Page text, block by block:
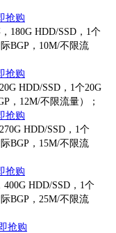
抢购
180G HDD/SSD，1个
BGP，10M/不限流
抢购
HDD/SSD，1个20G
，12M/不限流量）；
抢购
HDD/SSD，1个
BGP，15M/不限流
抢购
400G HDD/SSD，1个
BGP，25M/不限流
抢购